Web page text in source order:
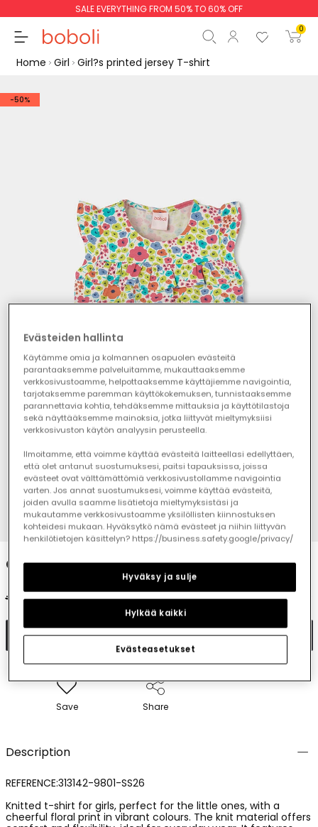
SALE EVERYTHING FROM 50% TO 60% OFF
0
Continue Start order
Home Girl Girl?s printed jersey T-shirt
-50%
1 2 3 4
Girl?s printed jersey T-shirt
€19.95 €9.95
Add to cart
Save Share
Description
REFERENCE:313142-9801-SS26
Knitted t-shirt for girls, perfect for the little ones, with a
cheerful floral print in vibrant colours. The knit material offers
Evästeiden hallinta
Käytämme omia ja kolmannen osapuolen evästeitä
parantaaksemme palveluitamme, mukauttaaksemme
verkkosivustoamme, helpottaaksemme käyttäjiemme navigointia,
tarjotaksemme paremman käyttökokemuksen, tunnistaaksemme
parannettavia kohtia, tehdäksemme mittauksia ja käyttötilastoja
sekä näyttääksemme mainoksia, jotka liittyvät mieltymyksiisi
verkkosivuston käytön analyysin perusteella.
Ilmoitamme, että voimme käyttää evästeitä laitteellasi edellyttäen,
että olet antanut suostumuksesi, paitsi tapauksissa, joissa
evästeet ovat välttämättömiä verkkosivustollamme navigointia
varten. Jos annat suostumuksesi, voimme käyttää evästeitä,
joiden avulla saamme lisätietoja mieltymyksistäsi ja
mukautamme verkkosivustoamme yksilöllisten kiinnostuksen
kohteidesi mukaan. Hyväksytkö nämä evästeet ja niihin liittyvän
henkilötietojen käsittelyn? https://business.safety.google/privacy/
Evästeasetukset
Hylkää kaikki
Hyväksy ja sulje